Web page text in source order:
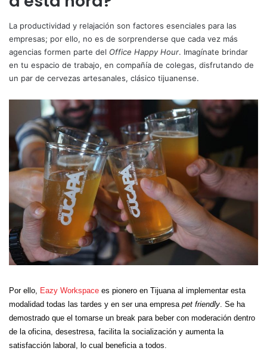
La productividad y relajación son factores esenciales para las
empresas; por ello, no es de sorprenderse que cada vez más
agencias formen parte del Office Happy Hour. Imagínate brindar
en tu espacio de trabajo, en compañía de colegas, disfrutando de
un par de cervezas artesanales, clásico tijuanense.
Por e llo, Eazy Workspace es pionero en Tijuana al implementar esta
modalidad todas las tardes y en ser una empresa pet friendly. Se ha
demostrado que el tomarse un break para beber con moderación dentro
de la oficina, desestresa, facilita la socialización y aumenta la
satisfacción laboral, lo cual beneficia a todos.